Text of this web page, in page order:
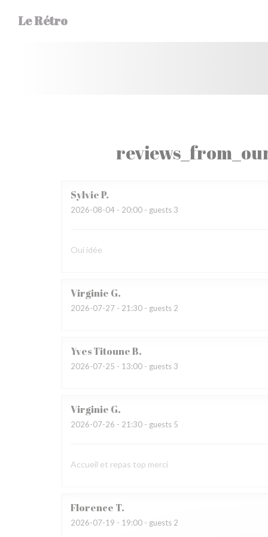
Le Rétro
SylvieP
2026-08-04 - 20:00 - guests 3
Oui idée
Virginie G
2026-07-27 - 21:30 - guests 2
Yves TitouneB
2026-07-25 - 13:00 - guests 3
Virginie G
2026-07-26 - 21:30 - guests 5
Accueil et repas top merci
Florence T
2026-07-19 - 19:00 - guests 2